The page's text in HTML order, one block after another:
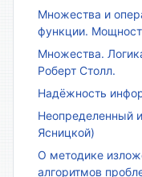
Множества и
функции.
Множества.
Роберт Столл.
Надёжность
Неопределенный
Ясницкой)
О методике
алгоритмов